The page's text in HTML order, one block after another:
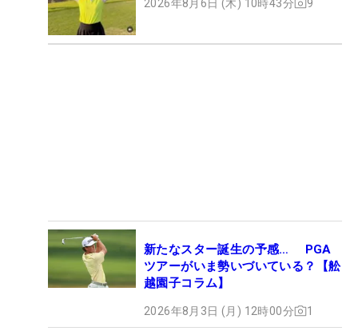
2026年8月6日 (木) 10時43分 9
新たなスター誕生の予感… PGA
ツアーがいま勢いづいている？【舩
越園子コラム】
2026年8月3日 (月) 12時00分 1